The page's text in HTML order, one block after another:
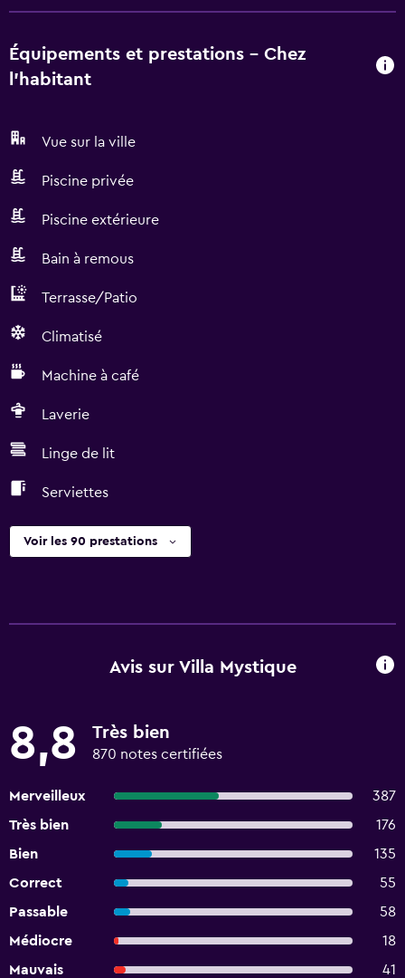
Équipements et prestations - Chez
l’habitant
Vue sur la ville
Piscine privée
Piscine extérieure
Bain à remous
Terrasse/Patio
Climatisé
Machine à café
Laverie
Linge de lit
Serviettes
Voir les 90 prestations
Avis sur Villa Mystique
8,8 Très bien
870 notes certifiées
Merveilleux
387
Très bien
176
Bien
135
Correct
55
Passable
58
Médiocre
18
Mauvais
41